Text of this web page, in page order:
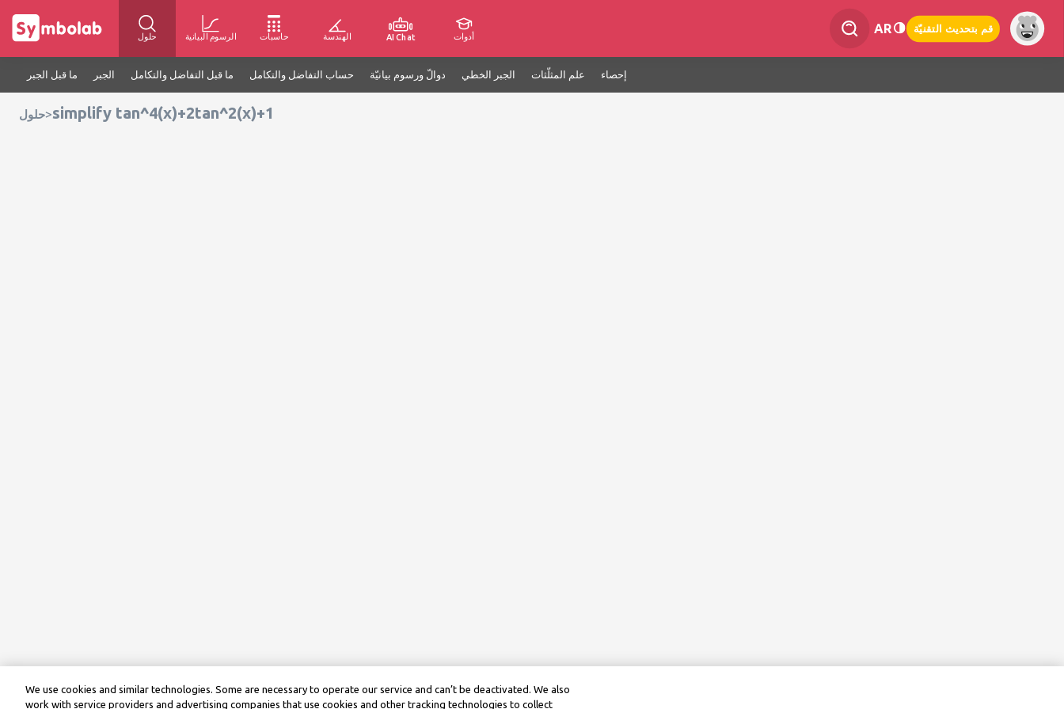
حلول الرسوم البيانية حاسبات الهندسة AI Chat أدوات
AR قم بتحديث التقنيّة
ما قبل الجبر الجبر ما قبل التفاضل والتكامل حساب التفاضل والتكامل دوالّ ورسوم بيانيّة الجبر الخطي علم المثلّثات إحصاء
حلول>simplify tan^4(x)+2tan^2(x)+1
We use cookies and similar technologies. Some are necessary to operate our service and can’t be deactivated. We also
work with service providers and advertising companies that use cookies and other tracking technologies to collect